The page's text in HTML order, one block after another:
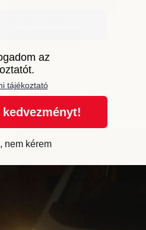
Színhőmérséklet
4000K meleg fehér
Várható élettartam
500 Óra
az
tájékoztató
kedvezményt!
nem kérem